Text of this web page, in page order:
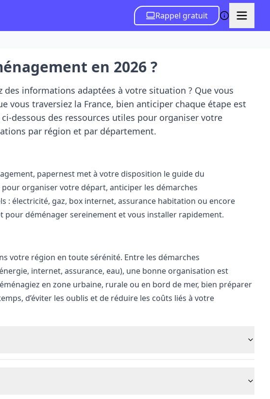
Rappel gratuit
en 2026 ?
des informations adaptées à votre situation ? Que vous
vous traversiez la France, bien anticiper chaque étape est
dessous des ressources utiles pour organiser votre
par région et par département.
papernest met à votre disposition le guide du
organiser votre départ, anticiper les démarches
: électricité, gaz, box internet, assurance habitation ou encore
pour déménager sereinement et vous installer rapidement.
votre région en toute sérénité. Entre les démarches
internet, assurance, eau), une bonne organisation est
en zone urbaine, rurale ou en bord de mer, bien préparer
d’éviter les oublis et de réduire les coûts liés à votre